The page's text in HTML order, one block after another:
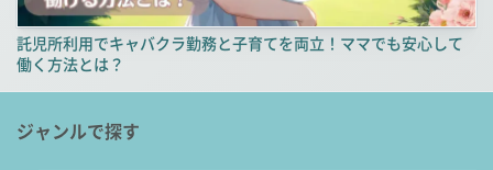
託児所利用でキャバクラ勤務と子育てを両立！ママでも安心して
働く方法とは？
ジャンルで探す